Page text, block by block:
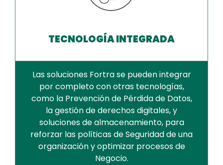
TECNOLOGÍA INTEGRADA
Las soluciones Fortra se pueden integrar
por completo con otras tecnologías,
como la Prevención de Pérdida de Datos,
la gestión de derechos digitales, y
soluciones de almacenamiento, para
reforzar las políticas de Seguridad de una
organización y optimizar procesos de
Negocio.